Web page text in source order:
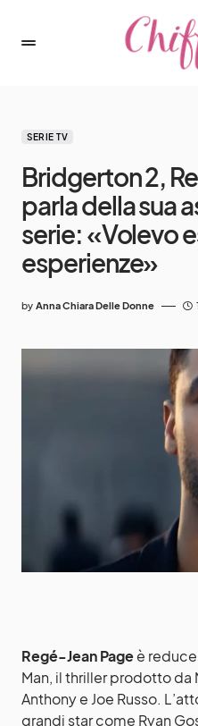
SERIE TV
Bridgerton 2,
parla della sua
serie: «Volevo
esperienze»
by Anna Chiara Delle Donne
Regé-Jean Pageè
Man, il thriller prodotto
Anthony e Joe Russo.
grandi star come Ryan